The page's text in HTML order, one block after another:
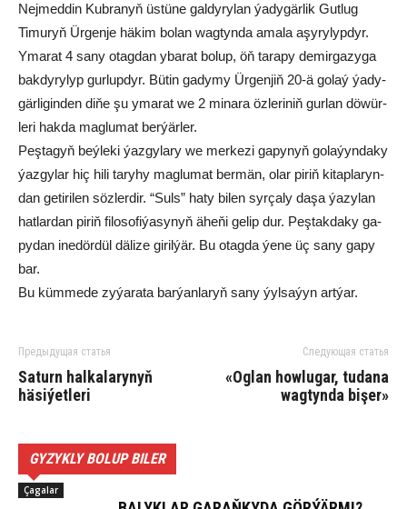
Nej­med­din Kub­ra­nyň üs­tü­ne gal­dy­ry­lan ýa­dy­gär­lik Gut­lug
Timu­ryň Ür­gen­je hä­kim bo­lan wag­tyn­da ama­la aşy­ry­lyp­dyr.
Yma­rat 4 sa­ny otag­dan yba­rat bo­lup, öň ta­ra­py de­mir­ga­zy­ga
bak­dy­ry­lyp gur­lupdyr. Bü­tin ga­dy­my Ür­gen­jiň 20-ä go­laý ýa­dy­
gär­li­gin­den di­ňe şu yma­rat we 2 mi­na­ra öz­le­ri­niň gur­lan dö­wür­
le­ri hak­da mag­lu­mat ber­ýär­ler.
Peş­ta­gyň beý­le­ki ýaz­gy­la­ry we mer­ke­zi ga­py­nyň go­la­ýyn­da­ky
ýaz­gy­lar hiç hi­li ta­ry­hy mag­lu­mat ber­män, olar pi­riň ki­tap­la­ryn­
dan getirilen söz­ler­dir. “Suls” ha­ty bi­len syr­ça­ly da­şa ýa­zy­lan
hat­lar­dan pi­riň fi­lo­so­fi­ýa­sy­nyň ähe­ňi ge­lip dur. Peş­tak­da­ky ga­
py­dan ine­dör­dül dä­li­ze gi­ril­ýär. Bu otag­da ýe­ne üç sa­ny ga­py
bar.
Bu küm­me­de zy­ýa­ra­ta bar­ýa­nla­ryň sa­ny ýyl­sa­ýyn art­ýar.
Предыдущая статья
Saturn halkalarynyň
häsiýetleri
Следующая статья
«Oglan howlugar, tudana
wagtynda bişer»
GYZYKLY BOLUP BILER
Çagalar